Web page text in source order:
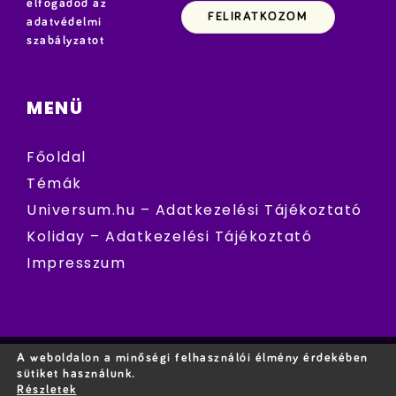
elfogadod az
adatvédelmi
szabályzatot
MENÜ
Főoldal
Témák
Universum.hu – Adatkezelési Tájékoztató
Koliday – Adatkezelési Tájékoztató
Impresszum
A weboldalon a minőségi felhasználói élmény érdekében
sütiket használunk.
Részletek